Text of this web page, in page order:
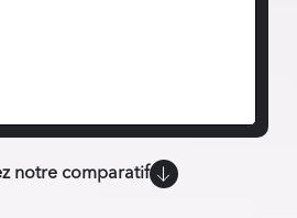
notre comparatif